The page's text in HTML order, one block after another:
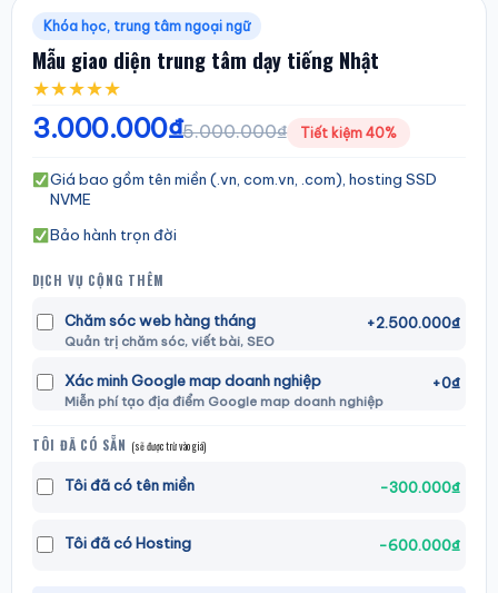
Khóa học, trung tâm ngoại ngữ
Mẫu giao diện trung tâm dạy tiếng Nhật
★★★★★
3.000.000₫5.000.000₫ Tiết kiệm 40%
Giá bao gồm tên miền (.vn, com.vn, .com), hosting SSD
NVME
Bảo hành trọn đời
DỊCH VỤ CỘNG THÊM
Chăm sóc web hàng tháng
Quản trị chăm sóc, viết bài, SEO
+2.500.000₫
Xác minh Google map doanh nghiệp
Miễn phí tạo địa điểm Google map doanh nghiệp
+0₫
TÔI ĐÃ CÓ SẴN (sẽ được trừ vào giá)
Tôi đã có tên miền -300.000₫
Tôi đã có Hosting -600.000₫